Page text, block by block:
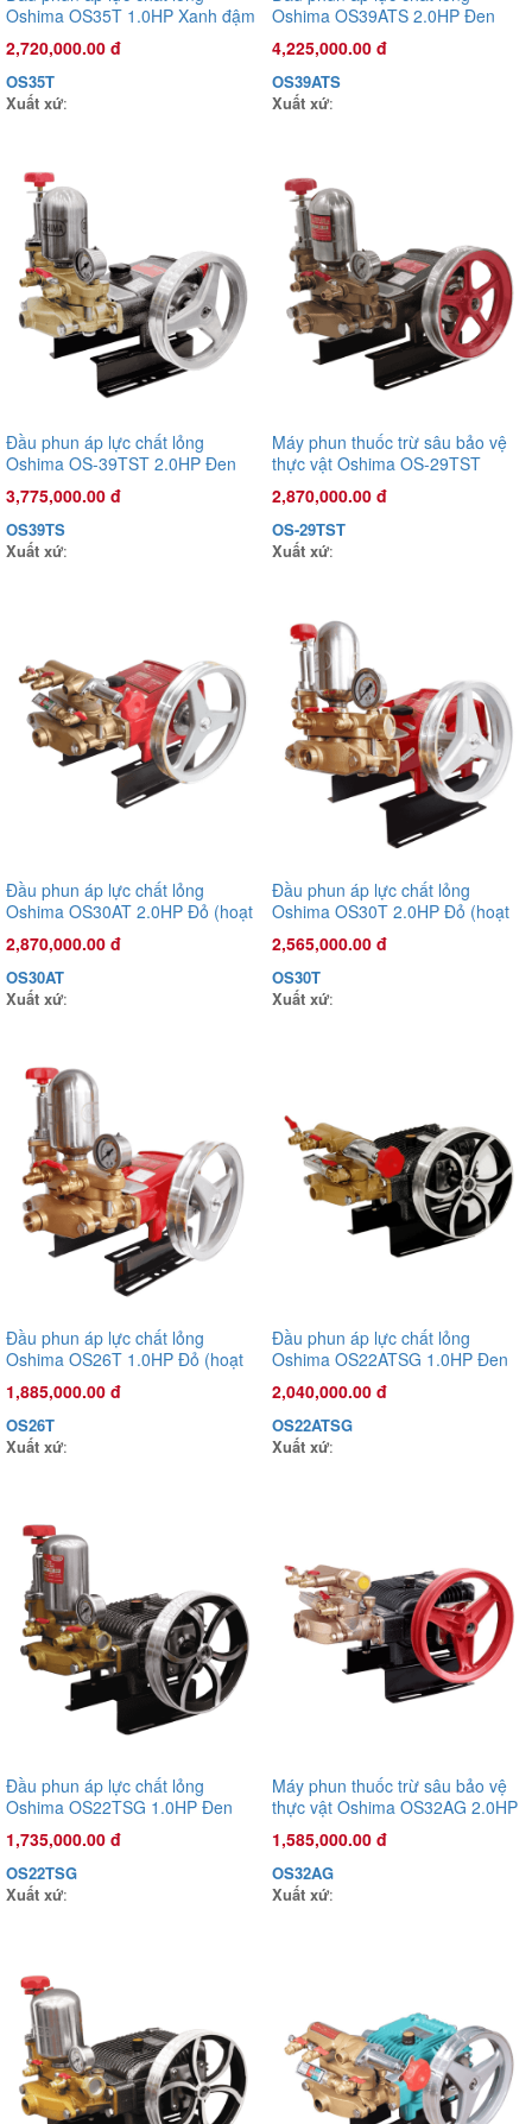
Đầu phun áp lực chất lỏng Con Ong Vàng COV22X 1.0HP Xanh
mờ
1,135,000.00 đ
COV22X
Xuất xứ:
Đầu phun áp lực chất lỏng Con Ong Vàng COV22C 1.0HP Cam
COV22C
Xuất xứ
Đầu phun áp lực chất lỏng Oshima OS45AST 2.0HP Xanh đậm
(hoạt động bằng sức kéo động cơ)
5,500,000.00 đ
OS45AST
Xuất xứ:
Oshima OS35T 1.0HP Xanh đậm
(hoạt động bằng sức kéo động
cơ)
2,720,000.00 đ
OS35T
Xuất xứ:
Oshima OS39ATS 2.0HP Đen
(hoạt động bằng sức kéo động
cơ) (pittông sứ)
4,225,000.00 đ
OS39ATS
Xuất xứ:
Đầu phun áp lực chất lỏng
Oshima OS-39TST 2.0HP Đen
(hoạt động bằng sức kéo động
cơ) (pittông sứ)
3,775,000.00 đ
OS39TS
Xuất xứ:
Máy phun thuốc trừ sâu bảo vệ
thực vật Oshima OS-29TST
1.0HP Đen (hoạt động bằng sức
kéo động cơ) (pittông sứ)
2,870,000.00 đ
OS-29TST
Xuất xứ:
Đầu phun áp lực chất lỏng
Oshima OS30AT 2.0HP Đỏ (hoạt
động bằng sức kéo động cơ)
2,870,000.00 đ
OS30AT
Xuất xứ:
Đầu phun áp lực chất lỏng
Oshima OS30T 2.0HP Đỏ (hoạt
động bằng sức kéo động cơ)
2,565,000.00 đ
OS30T
Xuất xứ:
Đầu phun áp lực chất lỏng
Oshima OS26T 1.0HP Đỏ (hoạt
động bằng sức kéo động cơ)
1,885,000.00 đ
OS26T
Xuất xứ:
Đầu phun áp lực chất lỏng
Oshima OS22ATSG 1.0HP Đen
(hoạt động bằng sức kéo động
cơ) (pittông sứ)
2,040,000.00 đ
OS22ATSG
Xuất xứ:
Đầu phun áp lực chất lỏng
Oshima OS22TSG 1.0HP Đen
(hoạt động bằng sức kéo động
cơ) (pittông sứ)
1,735,000.00 đ
OS22TSG
Xuất xứ:
Máy phun thuốc trừ sâu bảo vệ
thực vật Oshima OS32AG 2.0HP
Đen
1,585,000.00 đ
OS32AG
Xuất xứ: